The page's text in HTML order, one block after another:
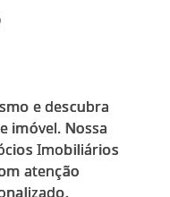
e descubra
imóvel. Nossa
Imobiliários
atenção